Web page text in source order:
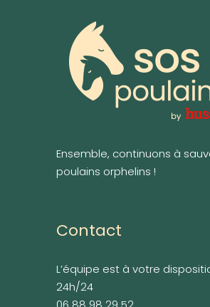
Ensemble, continuons à
poulains orphelins !
Contact
L’équipe est à votre
24h/24